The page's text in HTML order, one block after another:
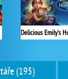
(195)